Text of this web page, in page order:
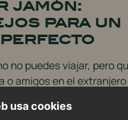
usa cookies
jamón:
para un
perfecto
no puedes viajar, pero
o amigos en el extranjero